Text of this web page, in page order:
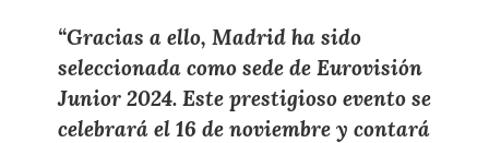
“Gracias a ello, Madrid ha sido
seleccionada como sede de Eurovisión
Junior 2024. Este prestigioso evento se
celebrará el 16 de noviembre y contará